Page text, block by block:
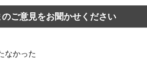
ご意見をお聞かせください
なかった